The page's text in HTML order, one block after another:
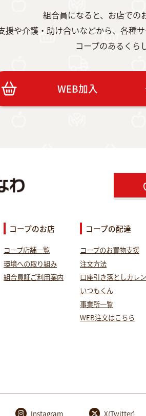
組合員になると、お店での
援や介護・助け合いなどから、各種
コープのあるくら
WEB加入
コープのお店
コープ店舗一覧
環境への取り組み
組合員証ご利用案内
コープの配達
コープのお買物支援
注文方法
口座引き落としカレ
いつもくん
事業所一覧
WEB注文はこちら
Instagram X(Twitter)